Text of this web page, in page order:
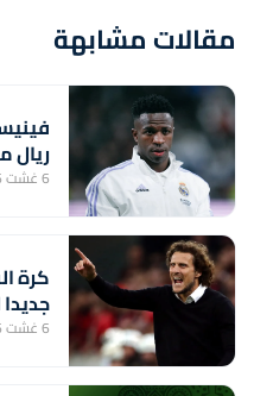
مقالات مشابهة
ريال
6 غشت 2026 - 22:10
كرة
6 غشت 2026 - 15:09